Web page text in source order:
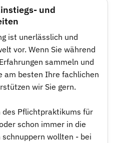
und
ist unerlässlich und
vor. Wenn Sie während
sammeln und
am besten Ihre fachlichen
wir Sie gern.
des Pflichtpraktikums für
schon immer in die
wollten - bei